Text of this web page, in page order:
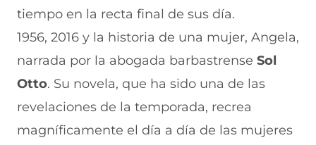
tiempo en la recta final de sus día.
1956, 2016 y la historia de una mujer, Angela,
narrada por la abogada barbastrense Sol
Otto. Su novela, que ha sido una de las
revelaciones de la temporada, recrea
magníficamente el día a día de las mujeres